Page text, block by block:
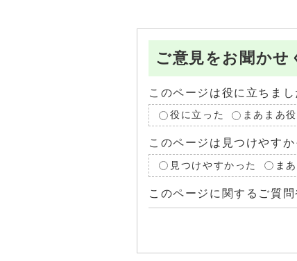
ご意見をお聞かせ
このページは役に立ちまし
役に立った まあまあ
このページは見つけやすか
見つけやすかった ま
このページに関するご質